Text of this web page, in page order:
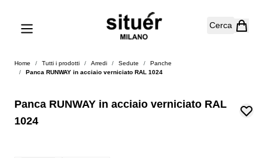
Cerca
Home / Tutti i prodotti / Arredi / Sedute /
Panche
/
Panca RUNWAY in acciaio verniciato RAL 1024
Panca RUNWAY in acciaio verniciato RAL
1024